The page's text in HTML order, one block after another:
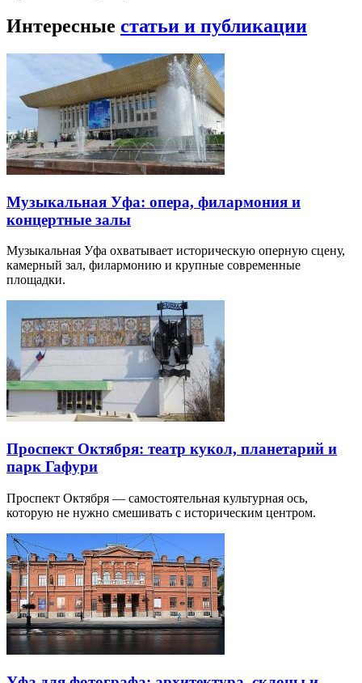
Интересные статьи и публикации
Музыкальная Уфа: опера, филармония и
концертные залы
Музыкальная Уфа охватывает историческую оперную сцену,
камерный зал, филармонию и крупные современные
площадки.
Проспект Октября: театр кукол, планетарий и
парк Гафури
Проспект Октября — самостоятельная культурная ось,
которую не нужно смешивать с историческим центром.